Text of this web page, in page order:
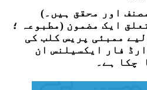
(مہتاب عالم صحافی، مصنف اور محقق ہیں۔
ایک مضمون (مطبوعہ ؛
ممبئی پریس کلب کی
فار ایکسیلنس ان